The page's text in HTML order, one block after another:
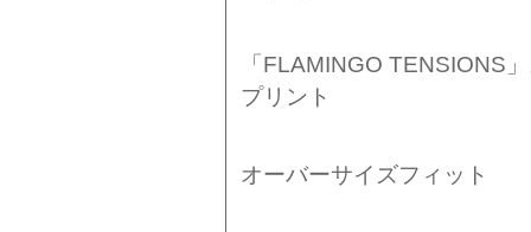
「FLAMINGO TENSIONS
プリント
オーバーサイズフィット